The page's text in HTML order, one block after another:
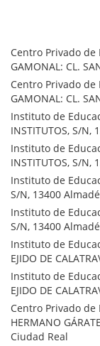
Centro Privado de
GAMONAL: CL.
Centro Privado de
GAMONAL: CL.
Instituto de
INSTITUTOS, S/N,
Instituto de
INSTITUTOS, S/N,
Instituto de
S/N, 13400
Instituto de
S/N, 13400
Instituto de
EJIDO DE
Instituto de
EJIDO DE
Centro Privado
HERMANO
Ciudad Real